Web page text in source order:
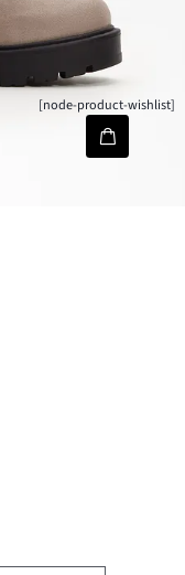
[node-product-wishlist]